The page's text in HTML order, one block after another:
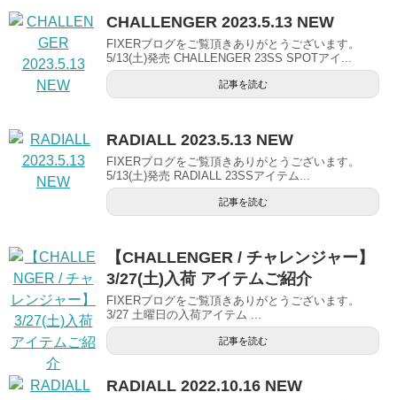
CHALLENGER 2023.5.13 NEW
FIXERブログをご覧頂きありがとうございます。
5/13(土)発売 CHALLENGER 23SS SPOTアイ...
記事を読む
RADIALL 2023.5.13 NEW
FIXERブログをご覧頂きありがとうございます。
5/13(土)発売 RADIALL 23SSアイテム...
記事を読む
【CHALLENGER / チャレンジャー】
3/27(土)入荷 アイテムご紹介
FIXERブログをご覧頂きありがとうございます。
3/27 土曜日の入荷アイテム ...
記事を読む
RADIALL 2022.10.16 NEW